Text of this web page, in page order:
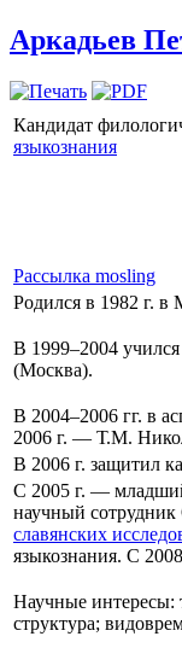
Аркадьев
Кандидат
языкознания
Рассылка mosling
Родился в 1982 г. в
В 1999–2004
(Москва).
В 2004–2006 гг. в
2006 г. — Т.М.
В 2006 г. защитил
С 2005 г. —
научный сотрудник
славянских
языкознания. С
Научные интересы:
структура;